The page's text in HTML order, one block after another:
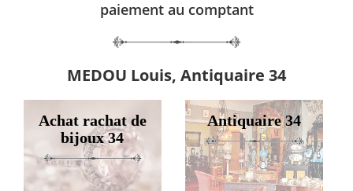
paiement au comptant
MEDOU Louis, Antiquaire 34
Achat rachat de
bijoux 34
Antiquaire 34